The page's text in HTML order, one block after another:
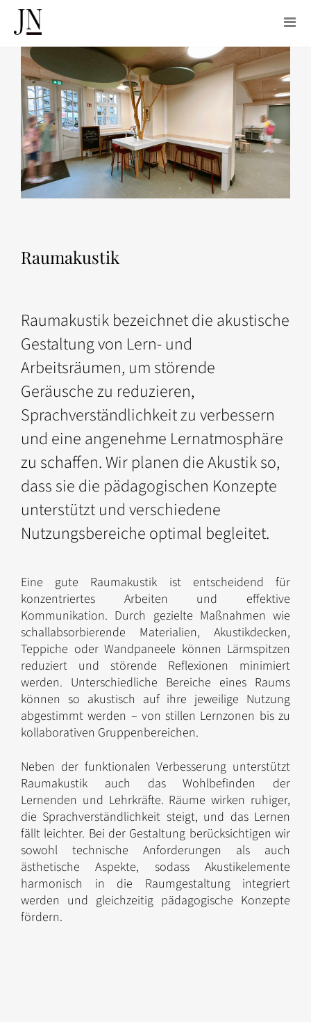
Raumakustik
Raumakustik bezeichnet die akustische
Gestaltung von Lern- und
Arbeitsräumen, um störende
Geräusche zu reduzieren,
Sprachverständlichkeit zu verbessern
und eine angenehme Lernatmosphäre
zu schaffen. Wir planen die Akustik so,
dass sie die pädagogischen Konzepte
unterstützt und verschiedene
Nutzungsbereiche optimal begleitet.
Eine gute Raumakustik ist entscheidend für
konzentriertes Arbeiten und effektive
Kommunikation. Durch gezielte Maßnahmen wie
schallabsorbierende Materialien, Akustikdecken,
Teppiche oder Wandpaneele können Lärmspitzen
reduziert und störende Reflexionen minimiert
werden. Unterschiedliche Bereiche eines Raums
können so akustisch auf ihre jeweilige Nutzung
abgestimmt werden – von stillen Lernzonen bis zu
kollaborativen Gruppenbereichen.
Neben der funktionalen Verbesserung unterstützt
Raumakustik auch das Wohlbefinden der
Lernenden und Lehrkräfte. Räume wirken ruhiger,
die Sprachverständlichkeit steigt, und das Lernen
fällt leichter. Bei der Gestaltung berücksichtigen wir
sowohl technische Anforderungen als auch
ästhetische Aspekte, sodass Akustikelemente
harmonisch in die Raumgestaltung integriert
werden und gleichzeitig pädagogische Konzepte
fördern.